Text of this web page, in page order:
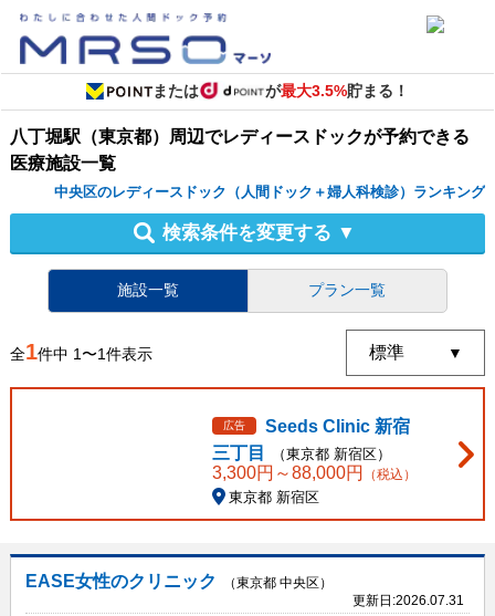
または が最大3.5%貯まる！
八丁堀駅（東京都）周辺でレディースドックが予約できる
医療施設一覧
中央区のレディースドック（人間ドック＋婦人科検診）ランキング
検索条件を変更する ▼
施設一覧 プラン一覧
全1件中 1〜1件表示
広告
Seeds Clinic 新宿
三丁目
（東京都 新宿区）
3,300円～88,000円 （税込）
東京都 新宿区
EASE女性のクリニック
（東京都 中央区）
更新日:2026.07.31